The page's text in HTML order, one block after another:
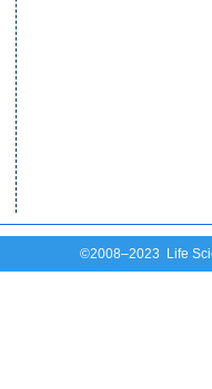
©2008–2023 Life